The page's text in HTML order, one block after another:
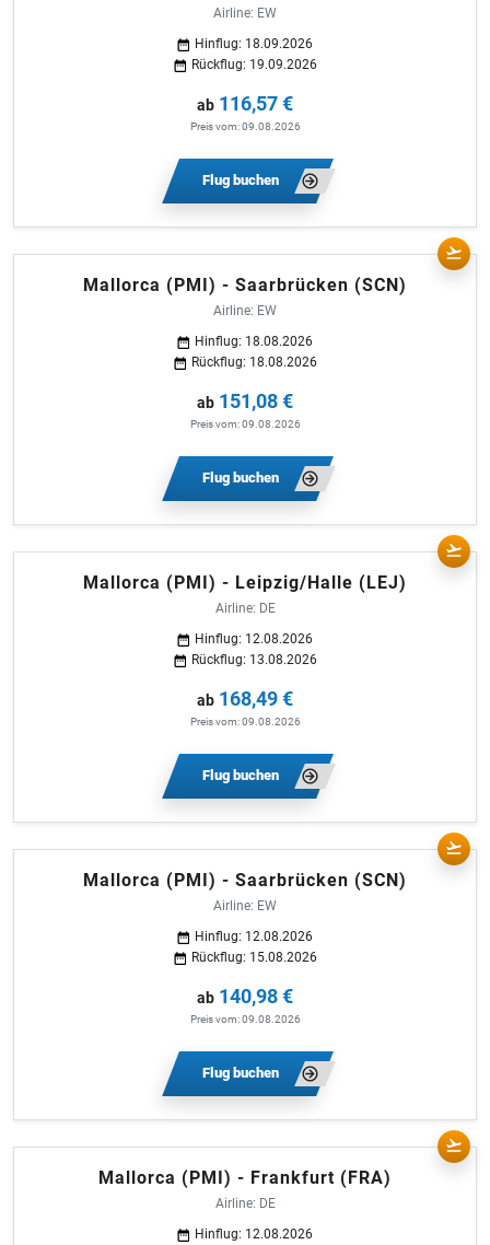
Airline: EW
Hinflug: 18.09.2026
Rückflug: 19.09.2026
ab 116,57 €
Preis vom: 09.08.2026
Flug buchen
Mallorca (PMI) - Saarbrücken (SCN)
Airline: EW
Hinflug: 18.08.2026
Rückflug: 18.08.2026
ab 151,08 €
Preis vom: 09.08.2026
Flug buchen
Mallorca (PMI) - Leipzig/Halle (LEJ)
Airline: DE
Hinflug: 12.08.2026
Rückflug: 13.08.2026
ab 168,49 €
Preis vom: 09.08.2026
Flug buchen
Mallorca (PMI) - Saarbrücken (SCN)
Airline: EW
Hinflug: 12.08.2026
Rückflug: 15.08.2026
ab 140,98 €
Preis vom: 09.08.2026
Flug buchen
Mallorca (PMI) - Frankfurt (FRA)
Airline: DE
Hinflug: 12.08.2026